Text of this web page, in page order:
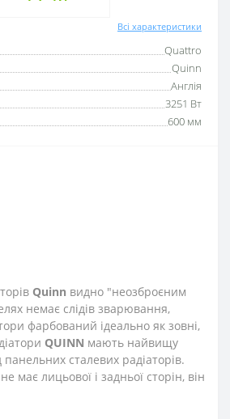
Всі характеристики
Quattro
Quinn
Англія
3251 Вт
600 мм
Quinn видно "неозброєним
немає слідів зварювання,
фарбований ідеально як зовні,
QUINN мають найвищу
сталевих радіаторів.
має лицьової і задньої сторін, він